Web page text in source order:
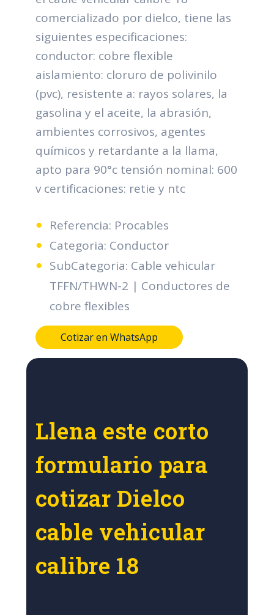
comercializado por dielco, tiene las
siguientes especificaciones:
conductor: cobre flexible
aislamiento: cloruro de polivinilo
(pvc), resistente a: rayos solares, la
gasolina y el aceite, la abrasión,
ambientes corrosivos, agentes
químicos y retardante a la llama,
apto para 90°c tensión nominal: 600
v certificaciones: retie y ntc
Referencia: Procables
Categoria: Conductor
SubCategoria: Cable vehicular
TFFN/THWN-2 | Conductores de
cobre flexibles
Cotizar en WhatsApp
Llena este corto
formulario para
cotizar Dielco
cable vehicular
calibre 18